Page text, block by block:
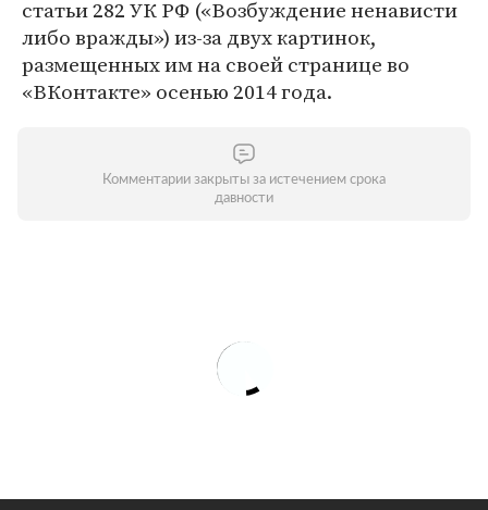
статьи 282 УК РФ («Возбуждение ненависти
либо вражды») из-за двух картинок,
размещенных им на своей странице во
«ВКонтакте» осенью 2014 года.
Комментарии закрыты за истечением срока
давности